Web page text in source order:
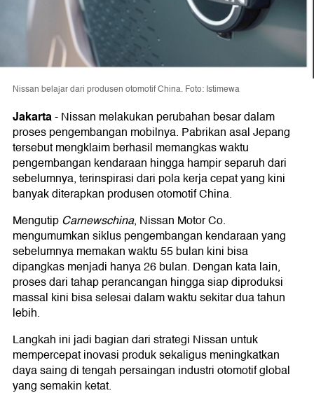
Nissan belajar dari produsen otomotif China. Foto: Istimewa
Jakarta-Nissan melakukan perubahan besar dalam
proses pengembangan mobilnya. Pabrikan asal Jepang
tersebut mengklaim berhasil memangkas waktu
pengembangan kendaraan hingga hampir separuh dari
sebelumnya, terinspirasi dari pola kerja cepat yang kini
banyak diterapkan produsen otomotif China.
MengutipCarnewschina, Nissan Motor Co.
mengumumkan siklus pengembangan kendaraan yang
sebelumnya memakan waktu 55 bulan kini bisa
dipangkas menjadi hanya 26 bulan. Dengan kata lain,
proses dari tahap perancangan hingga siap diproduksi
massal kini bisa selesai dalam waktu sekitar dua tahun
lebih.
Langkah ini jadi bagian dari strategi Nissan untuk
mempercepat inovasi produk sekaligus meningkatkan
daya saing di tengah persaingan industri otomotif global
yang semakin ketat.